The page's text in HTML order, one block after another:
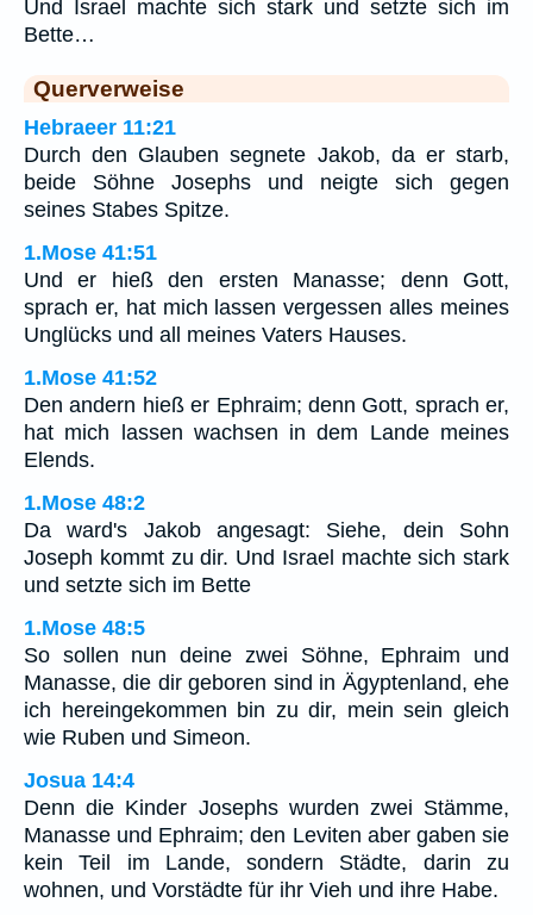
Und Israel machte sich stark und setzte sich im
Bette…
Querverweise
Hebraeer 11:21
Durch den Glauben segnete Jakob, da er starb,
beide Söhne Josephs und neigte sich gegen
seines Stabes Spitze.
1.Mose 41:51
Und er hieß den ersten Manasse; denn Gott,
sprach er, hat mich lassen vergessen alles meines
Unglücks und all meines Vaters Hauses.
1.Mose 41:52
Den andern hieß er Ephraim; denn Gott, sprach er,
hat mich lassen wachsen in dem Lande meines
Elends.
1.Mose 48:2
Da ward's Jakob angesagt: Siehe, dein Sohn
Joseph kommt zu dir. Und Israel machte sich stark
und setzte sich im Bette
1.Mose 48:5
So sollen nun deine zwei Söhne, Ephraim und
Manasse, die dir geboren sind in Ägyptenland, ehe
ich hereingekommen bin zu dir, mein sein gleich
wie Ruben und Simeon.
Josua 14:4
Denn die Kinder Josephs wurden zwei Stämme,
Manasse und Ephraim; den Leviten aber gaben sie
kein Teil im Lande, sondern Städte, darin zu
wohnen, und Vorstädte für ihr Vieh und ihre Habe.